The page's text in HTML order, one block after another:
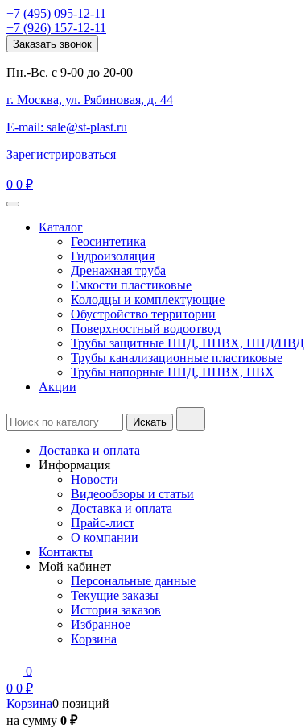
+7 (495) 095-12-11
+7 (926) 157-12-11
Заказать звонок
Пн.-Вс. с 9-00 до 20-00
г. Москва, ул. Рябиновая, д. 44
E-mail: sale@st-plast.ru
Зарегистрироваться
0 0 ₽
Каталог
Геосинтетика
Гидроизоляция
Дренажная труба
Емкости пластиковые
Колодцы и комплектующие
Обустройство территории
Поверхностный водоотвод
Трубы защитные ПНД, НПВХ, ПНД/ПВД
Трубы канализационные пластиковые
Трубы напорные ПНД, НПВХ, ПВХ
Акции
Доставка и оплата
Информация
Новости
Видеообзоры и статьи
Доставка и оплата
Прайс-лист
О компании
Контакты
Мой кабинет
Персональные данные
Текущие заказы
История заказов
Избранное
Корзина
0
0 0 ₽
Корзина0 позиций
на сумму 0 ₽